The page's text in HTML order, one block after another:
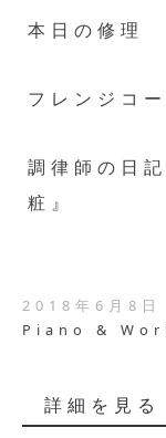
本日の修理
フレンジコ
調律師の日
粧』
2018年6月8日
Piano &
詳細を見る